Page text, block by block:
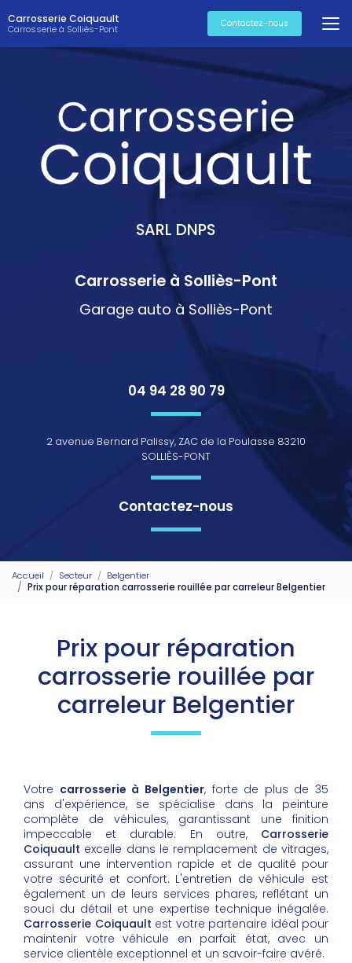
au
contenu
principal
Carrosserie Coiquault
Carrosserie à Solliès-Pont Contactez-nous
SARL DNPS
Carrosserie à Solliès-Pont
Garage auto à Solliès-Pont
04 94 28 90 79
2 avenue Bernard Palissy, ZAC de la Poulasse 83210
SOLLIÈS-PONT
Contactez-nous
Accueil Secteur
Belgentier
Prix pour réparation carrosserie rouillée par carreleur Belgentier
Prix pour réparation
carrosserie rouillée par
carreleur Belgentier
Votre carrosserie à Belgentier, forte de plus de 35
ans d'expérience, se spécialise dans la peinture
complète de véhicules, garantissant une finition
impeccable et durable. En outre, Carrosserie
Coiquault excelle dans le remplacement de vitrages,
assurant une intervention rapide et de qualité pour
votre sécurité et confort. L'entretien de véhicule est
également un de leurs services phares, reflétant un
souci du détail et une expertise technique inégalée.
Carrosserie Coiquault est votre partenaire idéal pour
maintenir votre véhicule en parfait état, avec un
service clientèle exceptionnel et un savoir-faire avéré.